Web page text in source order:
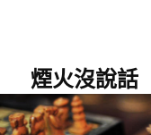
容
煙火沒說話